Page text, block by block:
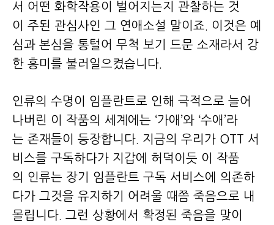
서 어떤 화학작용이 벌어지는지 관찰하는 것
이 주된 관심사인 그 연애소설 말이죠. 이것은 예
심과 본심을 통털어 무척 보기 드문 소재라서 강
한 흥미를 불러일으켰습니다.
인류의 수명이 임플란트로 인해 극적으로 늘어
나버린 이 작품의 세계에는 ‘가애’와 ‘수애’라
는 존재들이 등장합니다. 지금의 우리가 OTT 서
비스를 구독하다가 지갑에 허덕이듯 이 작품
의 인류는 장기 임플란트 구독 서비스에 의존하
다가 그것을 유지하기 어려울 때쯤 죽음으로 내
몰립니다. 그런 상황에서 확정된 죽음을 맞이